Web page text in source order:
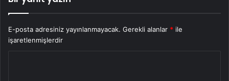
E-posta adresiniz yayınlanmayacak. Gerekli alanlar * ile
işaretlenmişlerdir